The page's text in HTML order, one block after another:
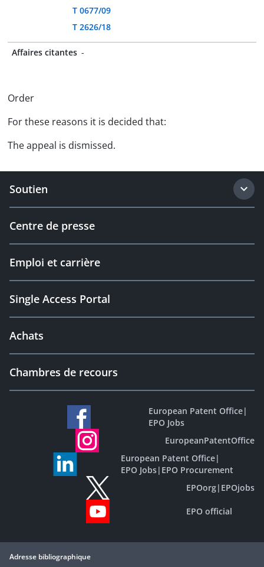
T 0677/09
T 2626/18
Affaires citantes -
Order
For these reasons it is decided that:
The appeal is dismissed.
Soutien
Centre de presse
Emploi et carrière
Single Access Portal
Achats
Chambres de recours
European Patent Office|
EPO Jobs
EuropeanPatentOffice
European Patent Office|
EPO Jobs| EPO Procurement
EPOorg| EPOjobs
EPO official
Adresse bibliographique